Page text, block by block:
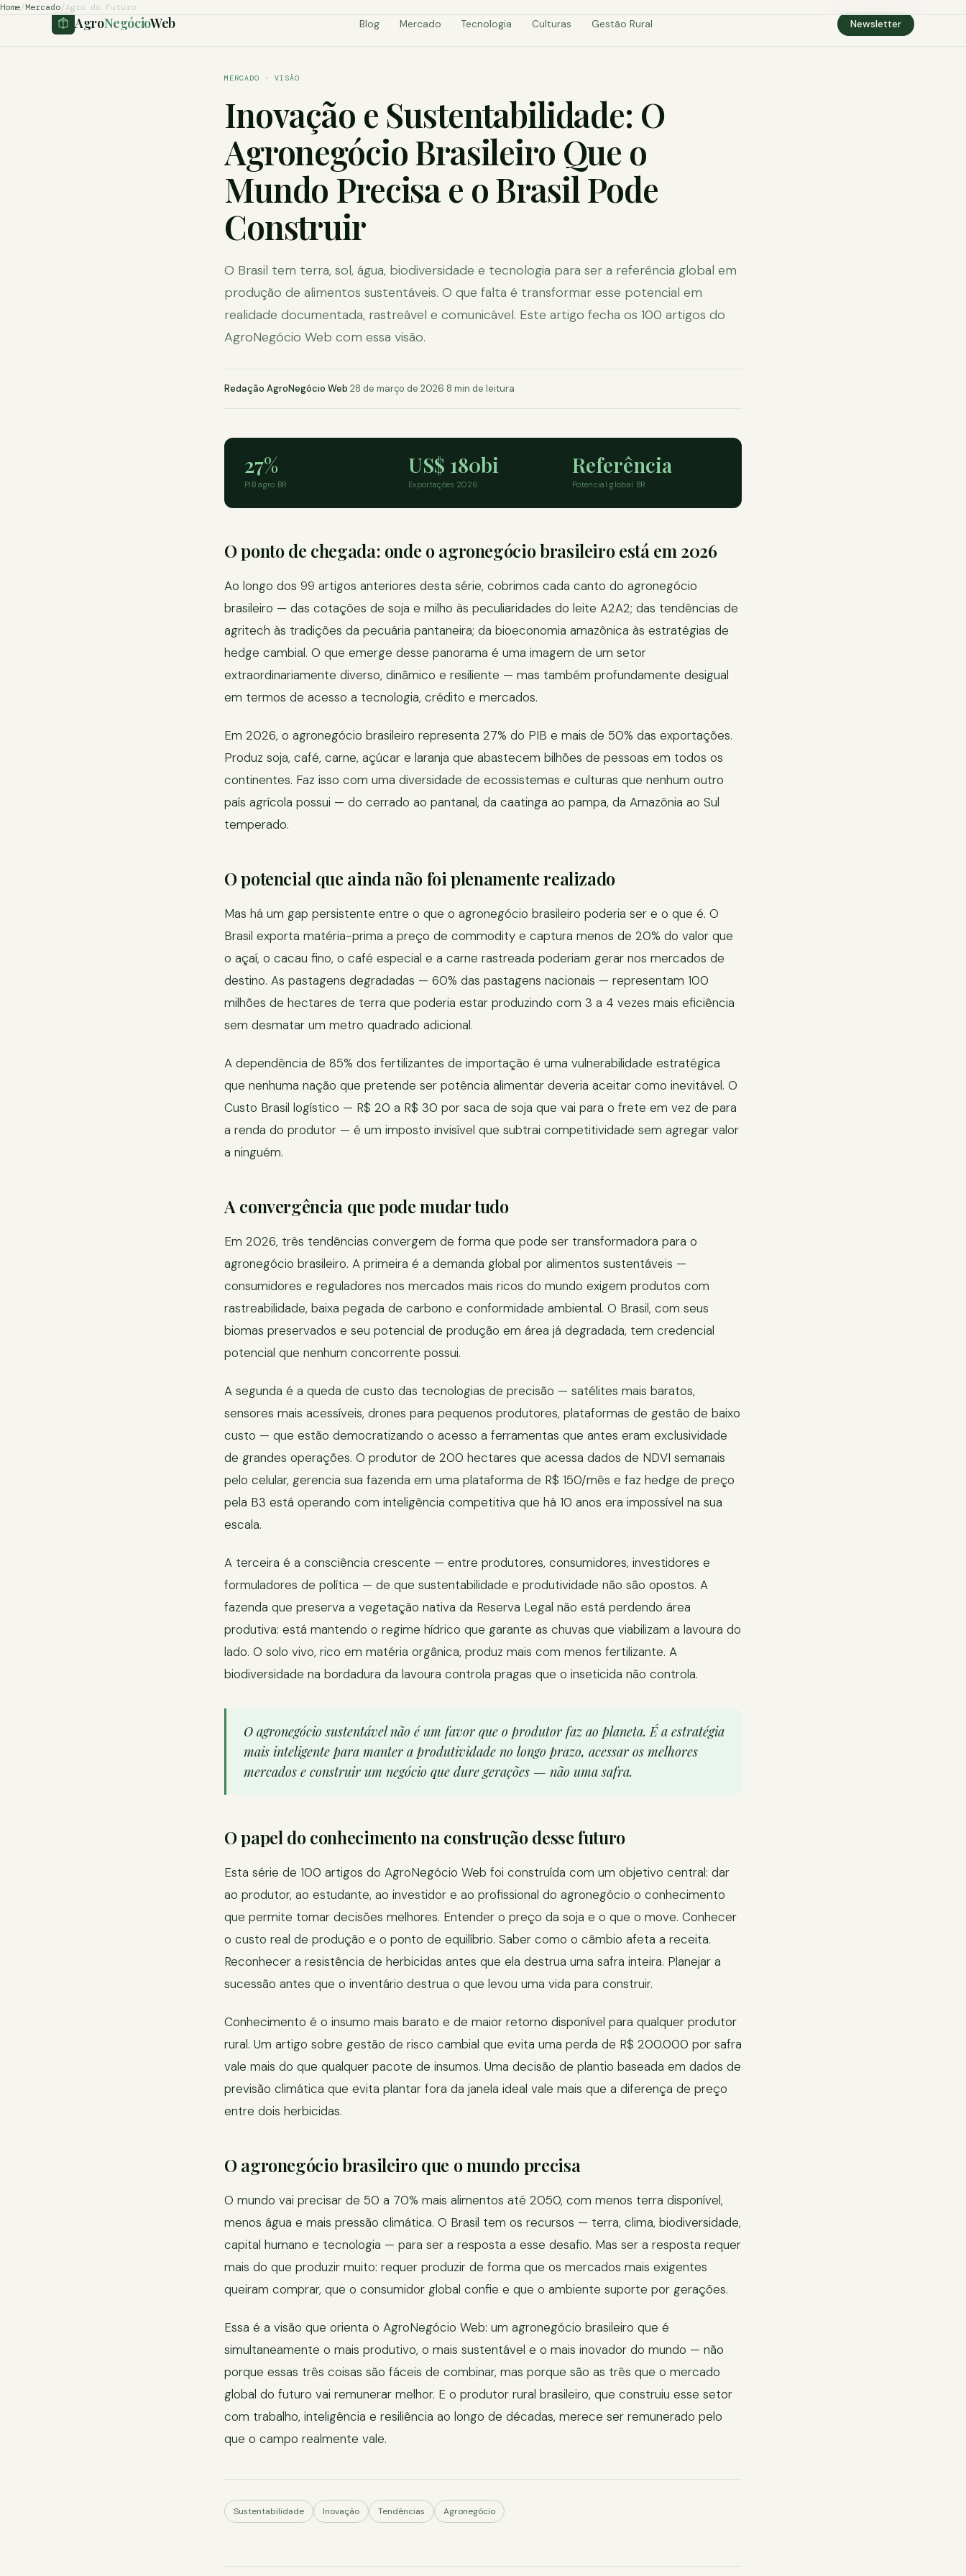
AgroNegócioWeb Blog Mercado Tecnologia Culturas Gestão Rural Newsletter
Home/Mercado/Agro do Futuro
MERCADO · VISÃO
Inovação e Sustentabilidade: O
Agronegócio Brasileiro Que o
Mundo Precisa e o Brasil Pode
Construir
O Brasil tem terra, sol, água, biodiversidade e tecnologia para ser a referência global em
produção de alimentos sustentáveis. O que falta é transformar esse potencial em
realidade documentada, rastreável e comunicável. Este artigo fecha os 100 artigos do
AgroNegócio Web com essa visão.
Redação AgroNegócio Web·28 de março de 2026·8 min de leitura
27%
PIB agro BR
US$ 180bi
Exportações 2026
Referência
Potencial global BR
O ponto de chegada: onde o agronegócio brasileiro está em 2026
Ao longo dos 99 artigos anteriores desta série, cobrimos cada canto do agronegócio
brasileiro — das cotações de soja e milho às peculiaridades do leite A2A2; das tendências de
agritech às tradições da pecuária pantaneira; da bioeconomia amazônica às estratégias de
hedge cambial. O que emerge desse panorama é uma imagem de um setor
extraordinariamente diverso, dinâmico e resiliente — mas também profundamente desigual
em termos de acesso a tecnologia, crédito e mercados.
Em 2026, o agronegócio brasileiro representa 27% do PIB e mais de 50% das exportações.
Produz soja, café, carne, açúcar e laranja que abastecem bilhões de pessoas em todos os
continentes. Faz isso com uma diversidade de ecossistemas e culturas que nenhum outro
país agrícola possui — do cerrado ao pantanal, da caatinga ao pampa, da Amazônia ao Sul
temperado.
O potencial que ainda não foi plenamente realizado
Mas há um gap persistente entre o que o agronegócio brasileiro poderia ser e o que é. O
Brasil exporta matéria-prima a preço de commodity e captura menos de 20% do valor que
o açaí, o cacau fino, o café especial e a carne rastreada poderiam gerar nos mercados de
destino. As pastagens degradadas — 60% das pastagens nacionais — representam 100
milhões de hectares de terra que poderia estar produzindo com 3 a 4 vezes mais eficiência
sem desmatar um metro quadrado adicional.
A dependência de 85% dos fertilizantes de importação é uma vulnerabilidade estratégica
que nenhuma nação que pretende ser potência alimentar deveria aceitar como inevitável. O
Custo Brasil logístico — R$ 20 a R$ 30 por saca de soja que vai para o frete em vez de para
a renda do produtor — é um imposto invisível que subtrai competitividade sem agregar valor
a ninguém.
A convergência que pode mudar tudo
Em 2026, três tendências convergem de forma que pode ser transformadora para o
agronegócio brasileiro. A primeira é a demanda global por alimentos sustentáveis —
consumidores e reguladores nos mercados mais ricos do mundo exigem produtos com
rastreabilidade, baixa pegada de carbono e conformidade ambiental. O Brasil, com seus
biomas preservados e seu potencial de produção em área já degradada, tem credencial
potencial que nenhum concorrente possui.
A segunda é a queda de custo das tecnologias de precisão — satélites mais baratos,
sensores mais acessíveis, drones para pequenos produtores, plataformas de gestão de baixo
custo — que estão democratizando o acesso a ferramentas que antes eram exclusividade
de grandes operações. O produtor de 200 hectares que acessa dados de NDVI semanais
pelo celular, gerencia sua fazenda em uma plataforma de R$ 150/mês e faz hedge de preço
pela B3 está operando com inteligência competitiva que há 10 anos era impossível na sua
escala.
A terceira é a consciência crescente — entre produtores, consumidores, investidores e
formuladores de política — de que sustentabilidade e produtividade não são opostos. A
fazenda que preserva a vegetação nativa da Reserva Legal não está perdendo área
produtiva: está mantendo o regime hídrico que garante as chuvas que viabilizam a lavoura do
lado. O solo vivo, rico em matéria orgânica, produz mais com menos fertilizante. A
biodiversidade na bordadura da lavoura controla pragas que o inseticida não controla.
O agronegócio sustentável não é um favor que o produtor faz ao planeta. É a estratégia
mais inteligente para manter a produtividade no longo prazo, acessar os melhores
mercados e construir um negócio que dure gerações — não uma safra.
O papel do conhecimento na construção desse futuro
Esta série de 100 artigos do AgroNegócio Web foi construída com um objetivo central: dar
ao produtor, ao estudante, ao investidor e ao profissional do agronegócio o conhecimento
que permite tomar decisões melhores. Entender o preço da soja e o que o move. Conhecer
o custo real de produção e o ponto de equilíbrio. Saber como o câmbio afeta a receita.
Reconhecer a resistência de herbicidas antes que ela destrua uma safra inteira. Planejar a
sucessão antes que o inventário destrua o que levou uma vida para construir.
Conhecimento é o insumo mais barato e de maior retorno disponível para qualquer produtor
rural. Um artigo sobre gestão de risco cambial que evita uma perda de R$ 200.000 por safra
vale mais do que qualquer pacote de insumos. Uma decisão de plantio baseada em dados de
previsão climática que evita plantar fora da janela ideal vale mais que a diferença de preço
entre dois herbicidas.
O agronegócio brasileiro que o mundo precisa
O mundo vai precisar de 50 a 70% mais alimentos até 2050, com menos terra disponível,
menos água e mais pressão climática. O Brasil tem os recursos — terra, clima, biodiversidade,
capital humano e tecnologia — para ser a resposta a esse desafio. Mas ser a resposta requer
mais do que produzir muito: requer produzir de forma que os mercados mais exigentes
queiram comprar, que o consumidor global confie e que o ambiente suporte por gerações.
Essa é a visão que orienta o AgroNegócio Web: um agronegócio brasileiro que é
simultaneamente o mais produtivo, o mais sustentável e o mais inovador do mundo — não
porque essas três coisas são fáceis de combinar, mas porque são as três que o mercado
global do futuro vai remunerar melhor. E o produtor rural brasileiro, que construiu esse setor
com trabalho, inteligência e resiliência ao longo de décadas, merece ser remunerado pelo
que o campo realmente vale.
Sustentabilidade Inovação Tendências Agronegócio